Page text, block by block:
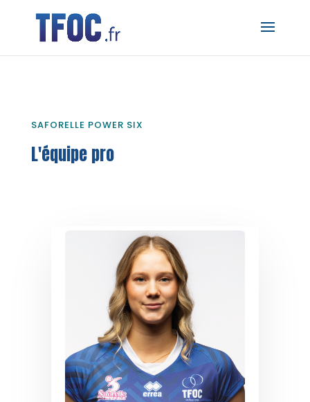
SAFORELLE POWER SIX
L'équipe pro